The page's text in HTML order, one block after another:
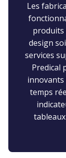
Les
produits
design
services
Predical
innovants
temps